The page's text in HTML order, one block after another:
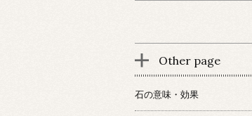
Other page
石の意味・効果